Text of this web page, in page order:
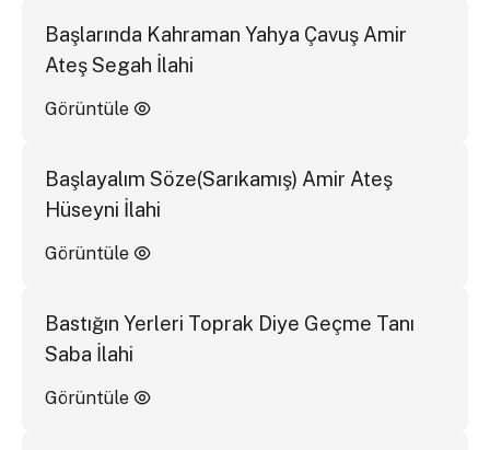
Başlarında Kahraman Yahya Çavuş Amir
Ateş Segah İlahi
Görüntüle
Başlayalım Söze(Sarıkamış) Amir Ateş
Hüseyni İlahi
Görüntüle
Bastığın Yerleri Toprak Diye Geçme Tanı
Saba İlahi
Görüntüle